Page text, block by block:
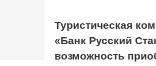
Туристическая
«Банк Русский
возможность